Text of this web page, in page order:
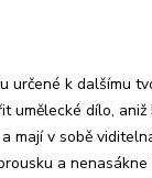
určené k dalšímu
umělecké dílo,
mají v sobě
a